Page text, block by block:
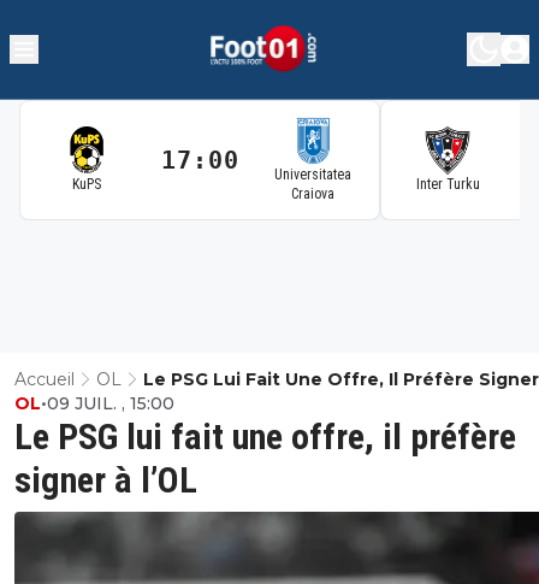
KuPS
17:00
Universitatea
Craiova
Inter Turku
Accueil OL
Le PSG Lui Fait Une Offre, Il Préfère
L’OL
Le PSG lui fait une offre, il préfère
signer à l’OL
OL•09 JUIL. , 15:00